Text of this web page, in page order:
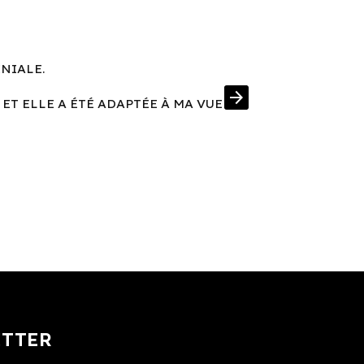
ELLE A ÉTÉ ADAPTÉE À MA VUE arrow_forward